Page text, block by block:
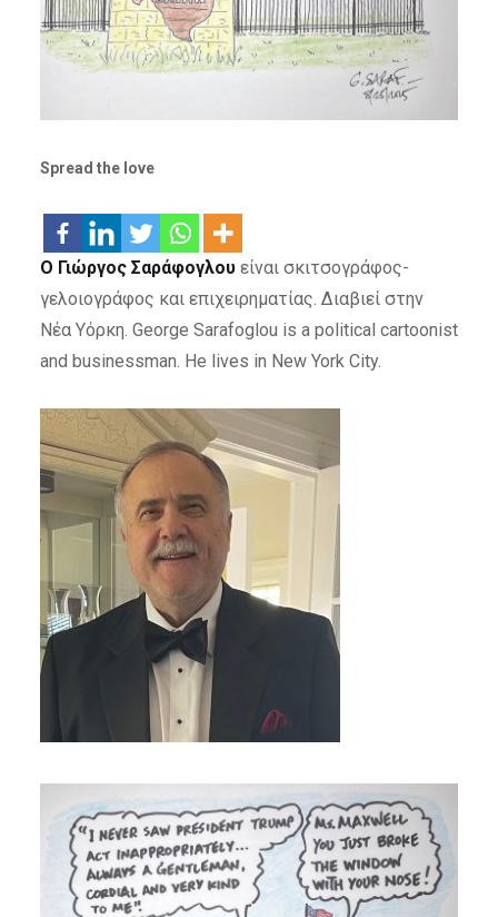
Spread the love
Ο Γιώργος Σαράφογλουείναι σκιτσογράφος-
γελοιογράφος και επιχειρηματίας. Διαβιεί στην
Νέα Υόρκη. George Sarafoglou is a political cartoonist
and businessman. He lives in New York City.